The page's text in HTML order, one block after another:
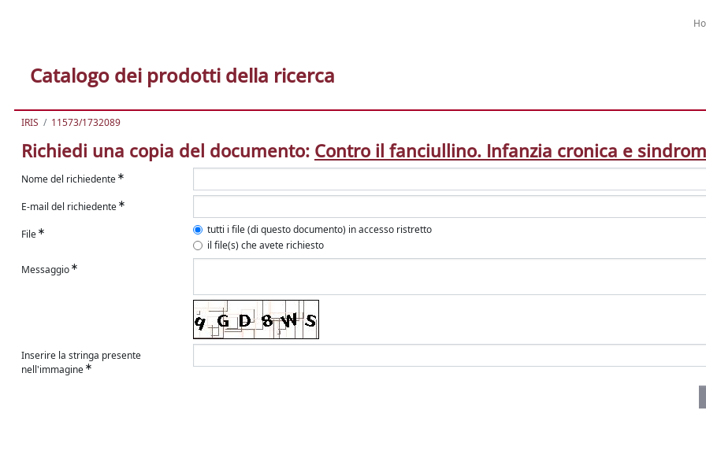
Catalogo dei prodotti della ricerca
IRIS 11573/1732089
Richiedi una copia del documento: Contro il fanciullino. Infanzia cronica e
Nome del richiedente
E-mail del richiedente
File
tutti i file (di questo documento) in accesso ristretto
il file(s) che avete richiesto
Messaggio
Inserire la stringa presente
nell'immagine